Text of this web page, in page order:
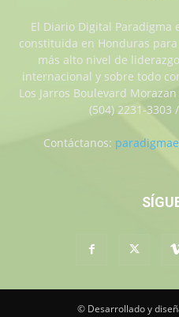
El Diario Digital Paradigma
constituida en Honduras
más alto nivel de
internacional y sobre todo
Los Jarros Boulevard
(504) 2231-3303
Contáctanos:
© Desarrollado y